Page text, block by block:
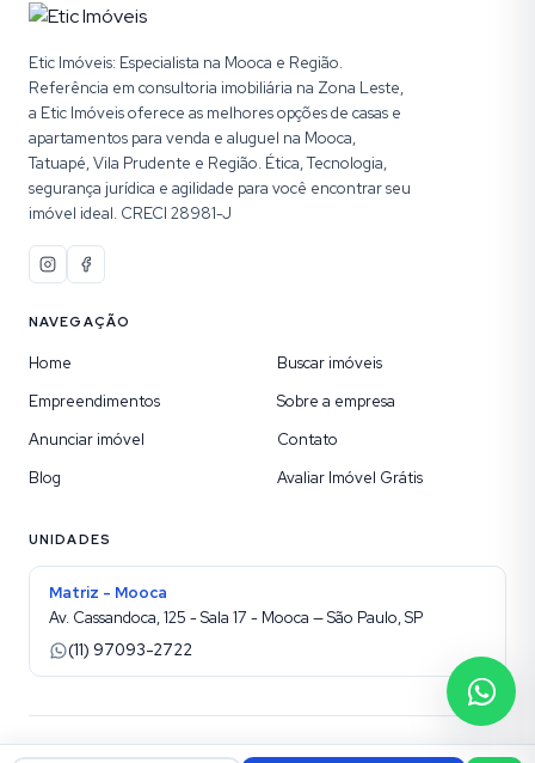
Etic Imóveis: Especialista na Mooca e Região.
Referência em consultoria imobiliária na Zona Leste,
a Etic Imóveis oferece as melhores opções de casas e
apartamentos para venda e aluguel na Mooca,
Tatuapé, Vila Prudente e Região. Ética, Tecnologia,
segurança jurídica e agilidade para você encontrar seu
imóvel ideal. CRECI 28981-J
NAVEGAÇÃO
Home
Buscar imóveis
Empreendimentos
Sobre a empresa
Anunciar imóvel
Contato
Blog
Avaliar Imóvel Grátis
UNIDADES
Matriz - Mooca
Av. Cassandoca, 125 - Sala 17 - Mooca — São Paulo, SP
(11) 97093-2722
©2026Etic Imóveis sua Imobiliária na Mooca. Todos os direitos reservados.